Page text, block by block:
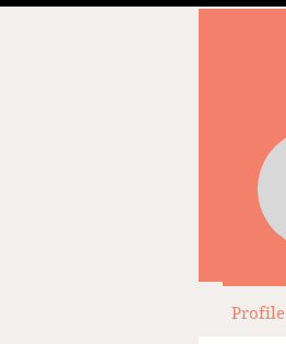
Profile